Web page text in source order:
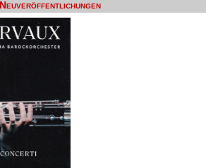
Neuveröffentlichungen